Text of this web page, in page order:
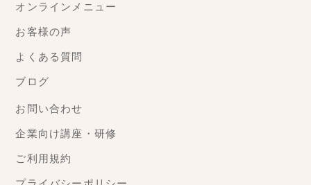
オンラインメニュー
お客様の声
よくある質問
ブログ
お問い合わせ
企業向け講座・研修
ご利用規約